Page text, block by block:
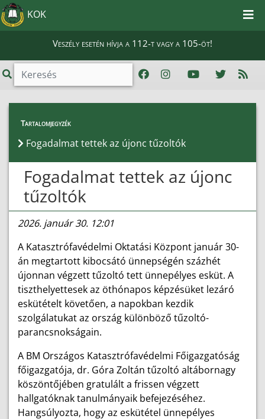
KOK
Veszély esetén hívja a 112-t vagy a 105-öt!
Híreink > Hírek
Tartalomjegyzék
Fogadalmat tettek az újonc tűzoltók
Fogadalmat tettek az újonc
tűzoltók
2026. január 30. 12:01
A Katasztrófavédelmi Oktatási Központ január 30-
án megtartott kibocsátó ünnepségén százhét
újonnan végzett tűzoltó tett ünnepélyes esküt. A
tiszthelyettesek az öthónapos képzésüket lezáró
eskütételt követően, a napokban kezdik
szolgálatukat az ország különböző tűzoltó-
parancsnokságain.
A BM Országos Katasztrófavédelmi Főigazgatóság
főigazgatója, dr. Góra Zoltán tűzoltó altábornagy
köszöntőjében gratulált a frissen végzett
hallgatóknak tanulmányaik befejezéséhez.
Hangsúlyozta, hogy az eskütétel ünnepélyes